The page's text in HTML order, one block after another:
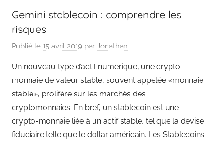
Gemini stablecoin : comprendre les
risques
Publié le 15 avril 2019 par Jonathan
Un nouveau type d’actif numérique, une crypto-
monnaie de valeur stable, souvent appelée «monnaie
stable», prolifère sur les marchés des
cryptomonnaies. En bref, un stablecoin est une
crypto-monnaie liée à un actif stable, tel que la devise
fiduciaire telle que le dollar américain. Les Stablecoins